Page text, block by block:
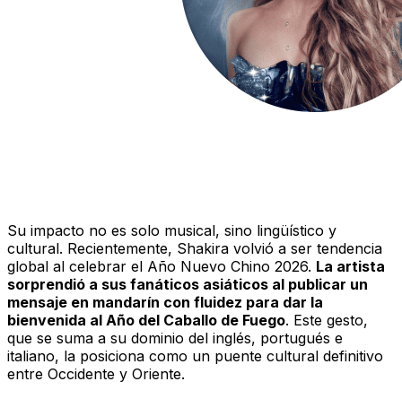
Su impacto no es solo musical, sino lingüístico y
cultural. Recientemente, Shakira volvió a ser tendencia
global al celebrar el Año Nuevo Chino 2026. La artista
sorprendió a sus fanáticos asiáticos al publicar un
mensaje en mandarín con fluidez para dar la
bienvenida al Año del Caballo de Fuego. Este gesto,
que se suma a su dominio del inglés, portugués e
italiano, la posiciona como un puente cultural definitivo
entre Occidente y Oriente.